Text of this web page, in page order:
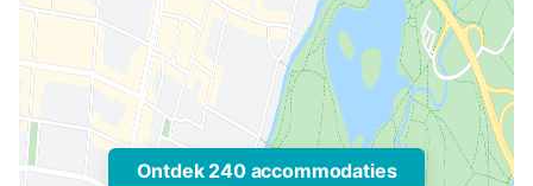
Ontdek 240 accommodaties